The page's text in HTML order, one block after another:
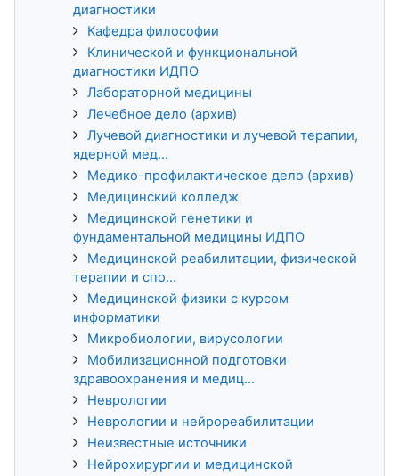
диагностики
Кафедра философии
Клинической и функциональной
диагностики ИДПО
Лабораторной медицины
Лечебное дело (архив)
Лучевой диагностики и лучевой терапии,
ядерной мед...
Медико-профилактическое дело (архив)
Медицинский колледж
Медицинской генетики и
фундаментальной медицины ИДПО
Медицинской реабилитации, физической
терапии и спо...
Медицинской физики с курсом
информатики
Микробиологии, вирусологии
Мобилизационной подготовки
здравоохранения и медиц...
Неврологии
Неврологии и нейрореабилитации
Неизвестные источники
Нейрохирургии и медицинской